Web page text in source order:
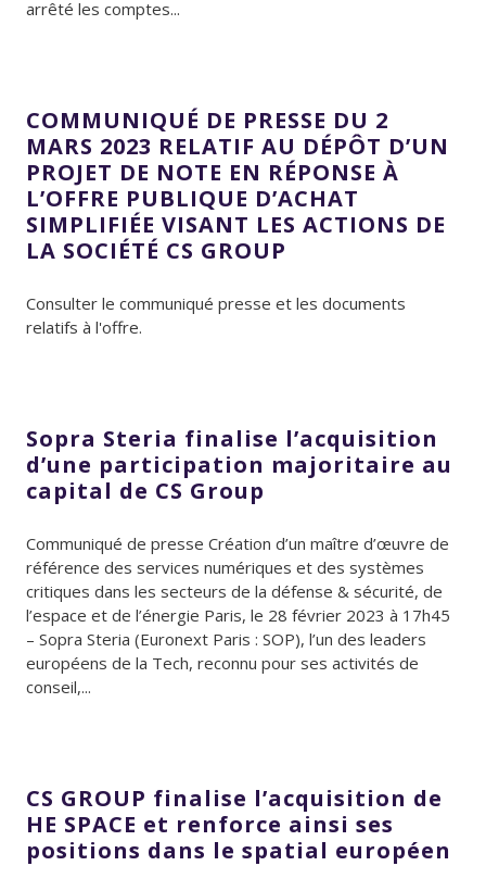
arrêté les comptes...
COMMUNIQUÉ DE PRESSE DU 2
MARS 2023 RELATIF AU DÉPÔT D’UN
PROJET DE NOTE EN RÉPONSE À
L’OFFRE PUBLIQUE D’ACHAT
SIMPLIFIÉE VISANT LES ACTIONS DE
LA SOCIÉTÉ CS GROUP
Consulter le communiqué presse et les documents
relatifs à l'offre.
Sopra Steria finalise l’acquisition
d’une participation majoritaire au
capital de CS Group
Communiqué de presse Création d’un maître d’œuvre de
référence des services numériques et des systèmes
critiques dans les secteurs de la défense & sécurité, de
l’espace et de l’énergie Paris, le 28 février 2023 à 17h45
– Sopra Steria (Euronext Paris : SOP), l’un des leaders
européens de la Tech, reconnu pour ses activités de
conseil,...
CS GROUP finalise l’acquisition de
HE SPACE et renforce ainsi ses
positions dans le spatial européen